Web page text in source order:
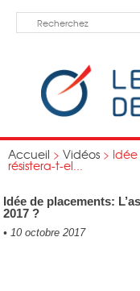
Accueil > Vidéos >
résistera-t-el...
Idée de placements:
2017 ?
• 10 octobre 2017